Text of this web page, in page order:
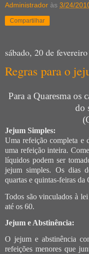
Administrador às 3/24/
Compartilhar
sábado, 20 de
Regras para o
Para a Quaresma os
do
Jejum Simples:
Uma refeição completa e
uma refeição inteira.
líquidos podem ser
jejum simples. Os dias
quartas e quintas-feiras
Todos são vinculados à
até os 60.
Jejum e Abstinência:
O jejum e abstinência
refeições menores que